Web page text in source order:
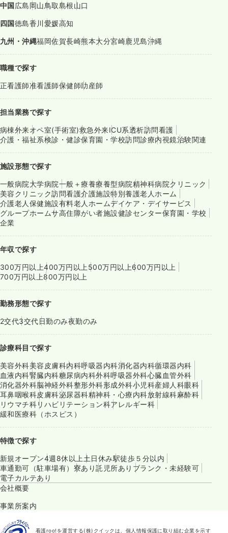
中国広島岡山鳥取島根山口
四国徳島香川愛媛高知
九州・沖縄福岡佐賀長崎熊本大分宮崎鹿児島沖縄
職種で探す
正看護師准看護師保健師助産師
担当業務で探す
病棟外来オペ室(手術室)救急外来ICU系透析訪問看護
介護・福祉系検診・健診保育園・学校訪問診療内視鏡治験関連
施設形態で探す
一般病院大学病院一般＋療養療養型病院精神科病院クリニック
美容クリニック訪問看護介護施設特別養護老人ホーム
介護老人保健施設有料老人ホームデイケア・デイサービス
グループホームサ高住障がい者施設健診センター保育園・学校
企業
年収で探す
300万円以上400万円以上 500万円以上600万円以上
700万円以上800万円以上
勤務形態で探す
2交代3交代日勤のみ夜勤のみ
診療科目で探す
美容外科美容皮膚科内科呼吸器内科消化器内科循環器内科
血液内科腎臓内科糖尿病内科外科呼吸器外科心臓血管外科
消化器外科脳神経外科整形外科形成外科小児科産婦人科眼科
耳鼻咽喉科皮膚科泌尿器科精神科・心療内科放射線科麻酔科
リウマチ科リハビリテーション科アレルギー科
緩和医療科（ホスピス）
特徴で探す
新規オープン4週8休以上 土日休み駅徒歩５分以内
車通勤可（駐車場有） 寮あり託児所あり ブランク・未経験可
電子カルテあり
会社概要
事業所案内
看護roo!を運営する(株)クイックは、個人情報保護に取り組む企業を示す